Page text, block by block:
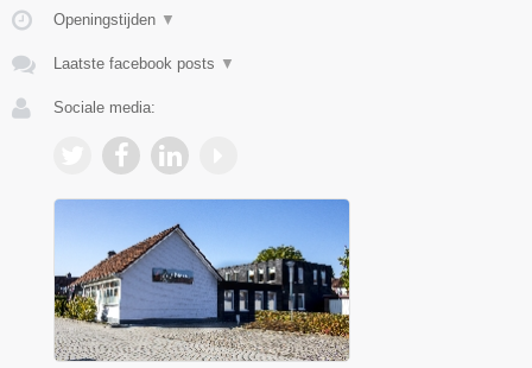
Openingstijden ▼
Laatste facebook posts ▼
Sociale media: